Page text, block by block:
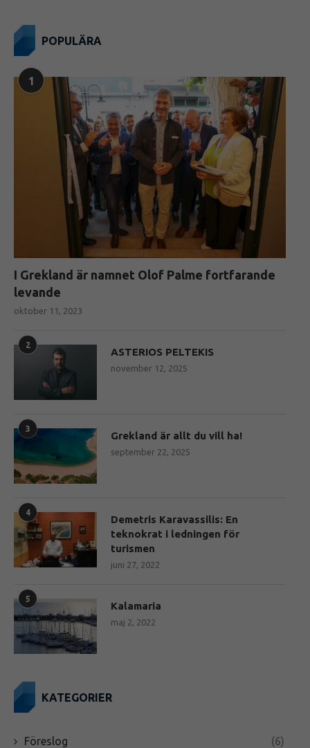
POPULÄRA
1
I Grekland är namnet Olof Palme fortfarande
levande
oktober 11, 2023
2
ASTERIOS PELTEKIS
november 12, 2025
3
Grekland är allt du vill ha!
september 22, 2025
4
Demetris Karavassilis: En
teknokrat i ledningen för
turismen
juni 27, 2022
5
Kalamaria
maj 2, 2022
KATEGORIER
Föreslog (6)